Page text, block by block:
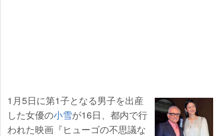
1月5日に第1子となる男子を出産
した女優の小雪が16日、都内で行
われた映画『ヒューゴの不思議な